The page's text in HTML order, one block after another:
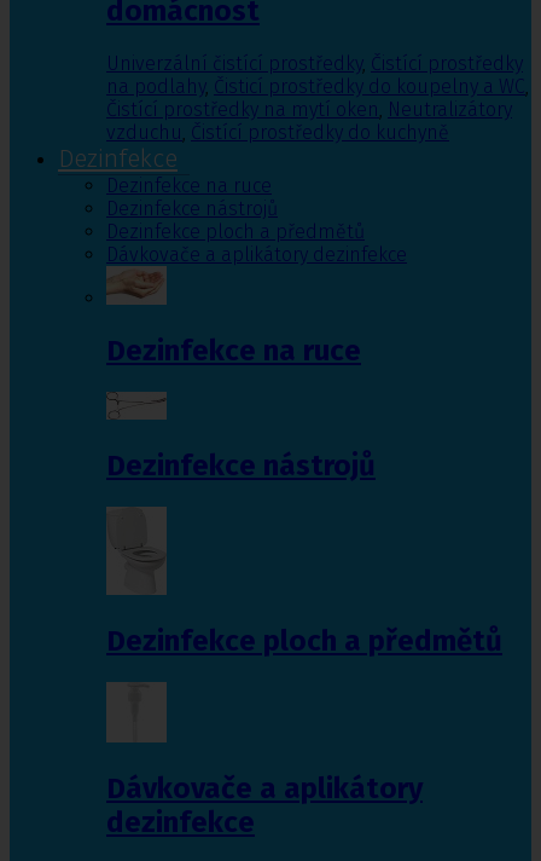
domácnost
Univerzální čistící prostředky, Čistící prostředky
na podlahy, Čisticí prostředky do koupelny a WC,
Čistící prostředky na mytí oken, Neutralizátory
vzduchu, Čistící prostředky do kuchyně
Dezinfekce
Dezinfekce na ruce
Dezinfekce nástrojů
Dezinfekce ploch a předmětů
Dávkovače a aplikátory dezinfekce
Dezinfekce na ruce
Dezinfekce nástrojů
Dezinfekce ploch a předmětů
Dávkovače a aplikátory
dezinfekce